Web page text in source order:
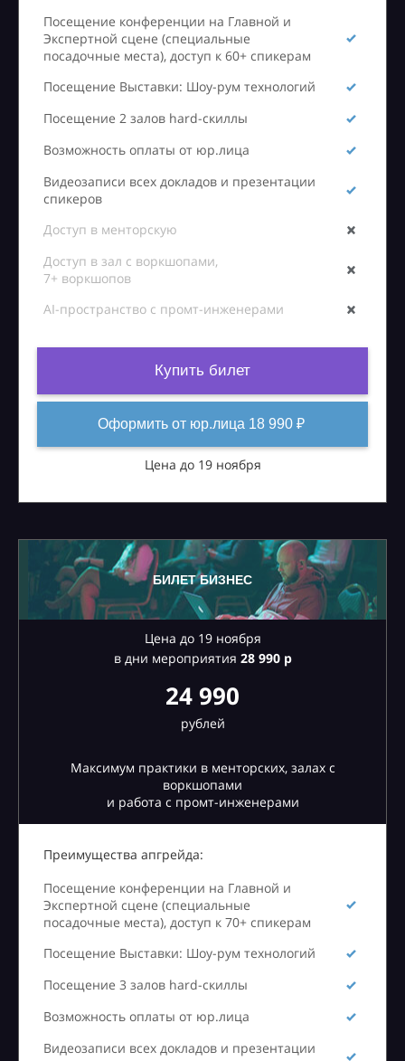
Посещение конференции на Главной и
Экспертной сцене (специальные
посадочные места), доступ к 60+ спикерам
Посещение Выставки: Шоу-рум технологий
Посещение 2 залов hard-скиллы
Возможность оплаты от юр.лица
Видеозаписи всех докладов и презентации
спикеров
Доступ в менторскую
Доступ в зал с воркшопами,
7+ воркшопов
AI-пространство с промт-инженерами
Купить билет
Оформить от юр.лица 18 990 ₽
Цена до 19 ноября
БИЛЕТ БИЗНЕС
Цена до 19 ноября
в дни мероприятия 28990 р
24 990
рублей
Максимум практики в менторских, залах с
воркшопами
и работа с промт-инженерами
Преимущества апгрейда:
Посещение конференции на Главной и
Экспертной сцене (специальные
посадочные места), доступ к 70+ спикерам
Посещение Выставки: Шоу-рум технологий
Посещение 3 залов hard-скиллы
Возможность оплаты от юр.лица
Видеозаписи всех докладов и презентации